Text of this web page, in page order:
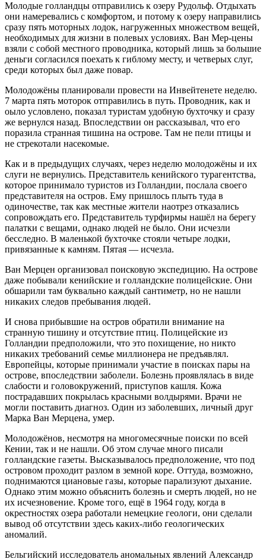
Молодые голландцы отправились к озеру Рудольф. Отдыхать
они намеревались с комфортом, и потому к озеру направились
сразу пять моторных лодок, нагруженных множеством вещей,
необходимых для жизни в полевых условиях. Ван Мер-цены
взяли с собой местного проводника, который лишь за большие
деньги согласился поехать к гиблому месту, и четверых слуг,
среди которых был даже повар.
Молодожёны планировали провести на Инвейтенете неделю.
7 марта пять моторок отправились в путь. Проводник, как и
оыло условлено, показал туристам удобную бухточку и сразу
же вернулся назад. Впоследствии он рассказывал, что его
поразила странная тишина на острове. Там не пели птицы и
не стрекотали насекомые.
Как и в предыдущих случаях, через неделю молодожёны и их
слуги не вернулись. Представитель кенийского турагентства,
которое принимало туристов из Голландии, послала своего
представителя на остров. Ему пришлось плыть туда в
одиночестве, так как местные жители наотрез отказались
сопровождать его. Представитель турфирмы нашёл на берегу
палатки с вещами, однако людей не было. Они исчезли
бесследно. В маленькой бухточке стояли четыре лодки,
привязанные к камням. Пятая — исчезла.
Ван Мерцен организовал поисковую экспедицию. На острове
даже побывали кенийские и голландские полицейские. Они
обшарили там буквально каждый сантиметр, но не нашли
никаких следов пребывания людей.
И снова прибывшие на остров обратили внимание на
странную тишину и отсутствие птиц. Полицейские из
Голландии предположили, что это похищение, но никто
никаких требований семье миллионера не предъявлял.
Европейцы, которые принимали участие в поисках пары на
острове, впоследствии заболели. Болезнь проявлялась в виде
слабости и головокружений, приступов кашля. Кожа
пострадавших покрылась красными волдырями. Врачи не
могли поставить диагноз. Один из заболевших, личный друг
Марка Ван Мерцена, умер.
Молодожёнов, несмотря на многомесячные поиски по всей
Кении, так и не нашли. Об этом случае много писали
голландские газеты. Высказывалось предположение, что под
островом проходит разлом в земной коре. Оттуда, возможно,
поднимаются циановые газы, которые парализуют дыхание.
Однако этим можно объяснить болезнь и смерть людей, но не
их исчезновение. Кроме того, ещё в 1964 году, когда в
окрестностях озера работали немецкие геологи, они сделали
вывод об отсутствии здесь каких-либо геологических
аномалий.
Бельгийский исследователь аномальных явлений Александр